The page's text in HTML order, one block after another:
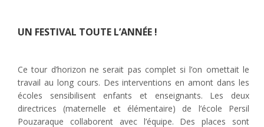
UN FESTIVAL TOUTE L’ANNÉE !
Ce tour d’horizon ne serait pas complet si l’on omettait le
travail au long cours. Des interventions en amont dans les
écoles sensibilisent enfants et enseignants. Les deux
directrices (maternelle et élémentaire) de l’école Persil
Pouzaraque collaborent avec l’équipe. Des places sont